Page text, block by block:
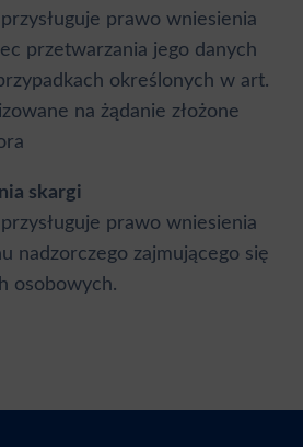
prawo wniesienia
przetwarzania jego danych
określonych w art.
na żądanie złożone
skargi
prawo wniesienia
nadzorczego zajmującego się
osobowych.